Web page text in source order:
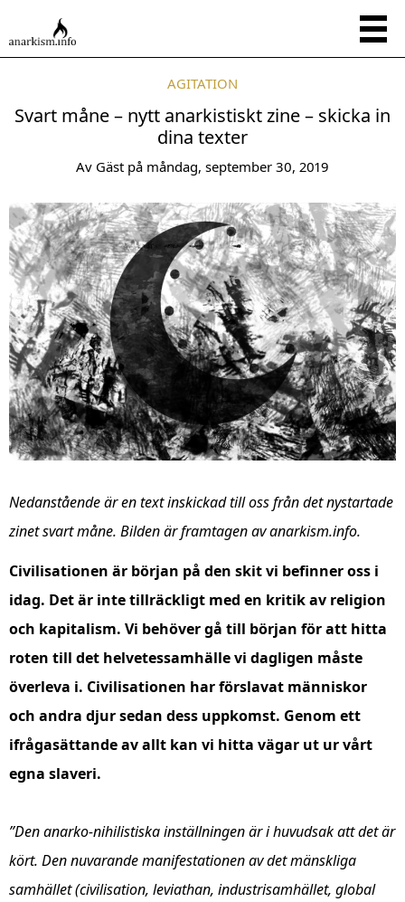
AGITATION
Svart måne – nytt anarkistiskt zine – skicka in
dina texter
Av Gäst på måndag, september 30, 2019
Nedanstående är en text inskickad till oss från det nystartade
zinet svart måne. Bilden är framtagen av anarkism.info.
Civilisationen är början på den skit vi befinner oss i
idag. Det är inte tillräckligt med en kritik av religion
och kapitalism. Vi behöver gå till början för att hitta
roten till det helvetessamhälle vi dagligen måste
överleva i. Civilisationen har förslavat människor
och andra djur sedan dess uppkomst. Genom ett
ifrågasättande av allt kan vi hitta vägar ut ur vårt
egna slaveri.
”Den anarko-nihilistiska inställningen är i huvudsak att det är
kört. Den nuvarande manifestationen av det mänskliga
samhället (civilisation, leviathan, industrisamhället, global